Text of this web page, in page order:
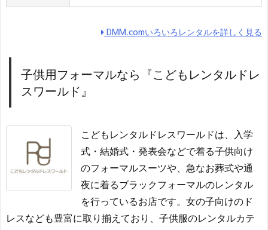
DMM.comいろいろレンタルを詳しく見る
子供用フォーマルなら『こどもレンタルドレ
スワールド』
こどもレンタルドレスワールドは、入学
式・結婚式・発表会などで着る子供向け
のフォーマルスーツや、急なお葬式や通
夜に着るブラックフォーマルのレンタル
を行っているお店です。女の子向けのド
レスなども豊富に取り揃えており、子供服のレンタルカテ